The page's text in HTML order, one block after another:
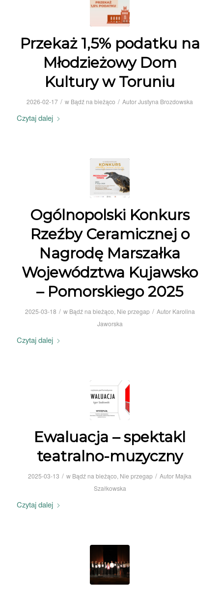
Przekaż 1,5% podatku na
Młodzieżowy Dom
Kultury w Toruniu
2026-02-17 / w Bądź na bieżąco / AutorJustyna Brozdowska
Czytaj dalej
Ogólnopolski Konkurs
Rzeźby Ceramicznej o
Nagrodę Marszałka
Województwa Kujawsko
– Pomorskiego 2025
2025-03-18 / w Bądź na bieżąco, Nie przegap / Autor Karolina
Jaworska
Czytaj dalej
Ewaluacja – spektakl
teatralno-muzyczny
2025-03-13 / w Bądź na bieżąco, Nie przegap / Autor Majka
Szałkowska
Czytaj dalej